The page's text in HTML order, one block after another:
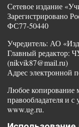
Сетевое издание
Зарегистрировано
ФС77-50440
Учредитель: АО
Главный редактор:
(nikvik87@mail.ru)
Адрес электронной
Любое копирование
правообладателя и
www.ug.ru.